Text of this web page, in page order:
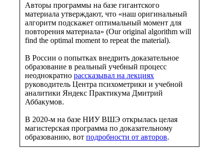
Авторы программы на базе гигантского
материала утверждают, что «наш оригинальный
алгоритм подскажет оптимальный момент для
повторения материала» (Our original algorithm will
find the optimal moment to repeat the material).
В России о попытках внедрить доказательное
образование в реальный учебный процесс
неоднократно рассказывал на лекциях
руководитель Центра психометрики и учебной
аналитики Яндекс Практикума Дмитрий
Аббакумов.
В 2020-м на базе НИУ ВШЭ открылась целая
магистерская программа по доказательному
образованию, вот подробности от авторов.